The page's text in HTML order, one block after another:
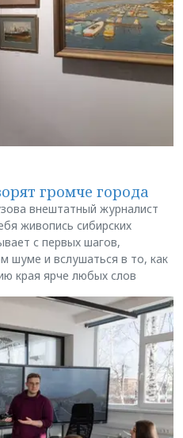
громче города
внештатный журналист
живопись сибирских
с первых шагов,
шуме и вслушаться в то, как
края ярче любых слов